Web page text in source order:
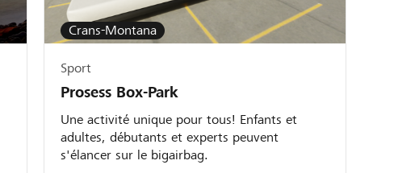
Crans-Montana
Sport
Prosess Box-Park
Une activité unique pour tous! Enfants et
adultes, débutants et experts peuvent
s'élancer sur le bigairbag.